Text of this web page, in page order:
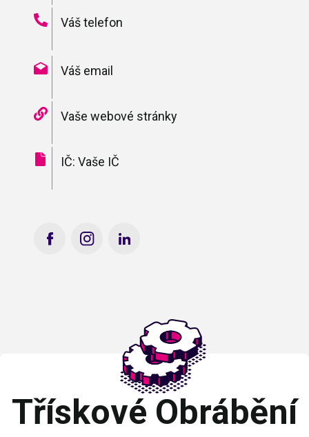
Váš telefon
Váš email
Vaše webové stránky
IČ: Vaše IČ
Třískové Obrábění